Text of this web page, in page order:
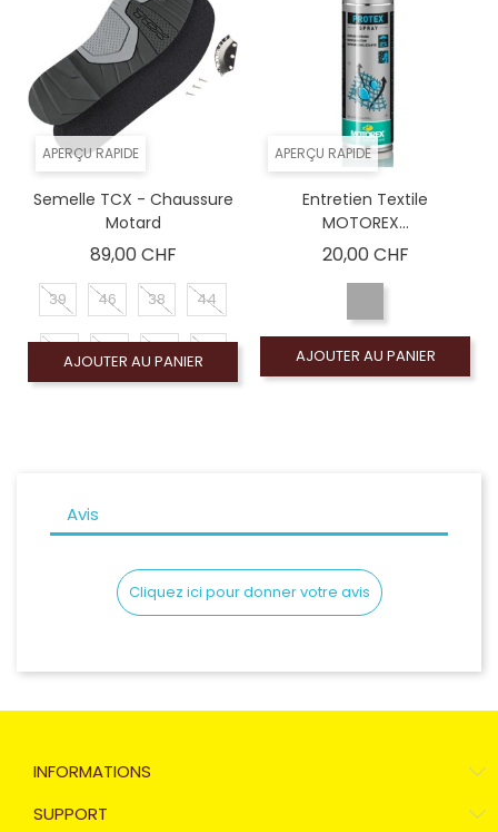
APERÇU RAPIDE
Semelle TCX - Chaussure
Motard
89,00 CHFPrix
39 46 38 44
AJOUTER AU PANIER
APERÇU RAPIDE
Entretien Textile
MOTOREX...
20,00 CHFPrix
AJOUTER AU PANIER
Avis
Cliquez ici pour donner votre avis
INFORMATIONS
SUPPORT